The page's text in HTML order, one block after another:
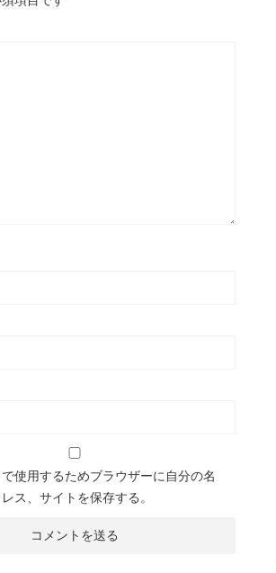
使用するためブラウザーに自分の名
ス、サイトを保存する。